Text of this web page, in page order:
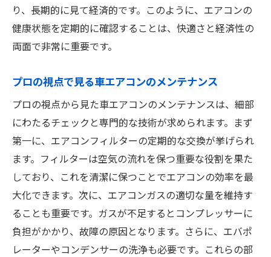
り、長期的に見て経済的です。このように、エアコンの
健康状態を定期的に確認することは、快適さと経済性の
両面で非常に重要です。
プロの視点で見る車エアコンのメンテナンス
プロの視点から見た車エアコンのメンテナンスは、細部
にわたるチェックと専門的な技術が求められます。まず
第一に、エアコンフィルターの定期的な交換が挙げられ
ます。フィルターは空気の流れを保つ重要な役割を果た
しており、これを清潔に保つことでエアコンの効率を最
大化できます。次に、エアコンガスの適切な量を維持す
ることも重要です。ガスが不足するとコンプレッサーに
負担がかかり、故障の原因となります。さらに、エバポ
レーターやコンデンサーの洗浄も必要です。これらの部